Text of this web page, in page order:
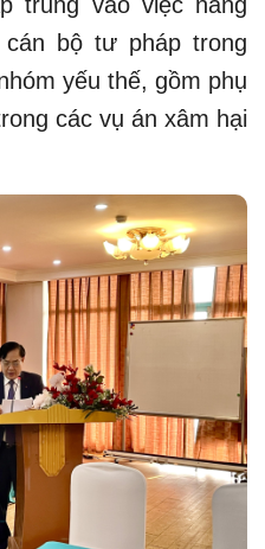
bộ tư pháp trong
yếu thế, gồm phụ
các vụ án xâm hại